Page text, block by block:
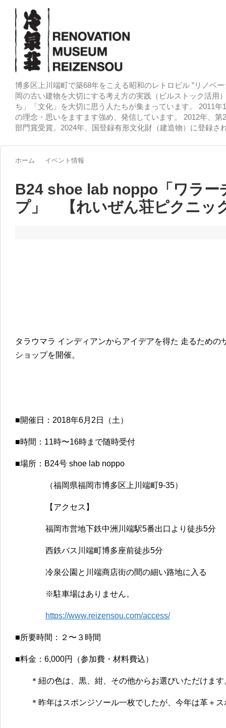
博多区上川端町で築68年をこえる昭和のレトロビル ”リノベ
岡の古い建物を大切にする考え方の実践（ビルストック活用
ち」「文化」を大切に思う人たちが集まっています。 2011
の理念・思いをますます強め、発信しています。 2012年、
部門賞受賞。2024年、国登録有形文化財（建造物）に登録さ
ホーム イベント情報
B24 shoe lab noppo「ワラー
プ」 【れいぜん荘ピクニッ
タラウマラ インディアンからアイデアを得た 走るため
ショップを開催。
■開催日：2018年6月2日（土）
■時間：11時〜16時まで随時受付
■場所：B24号 shoe lab noppo
（福岡県福岡市博多区上川端町9-35）
【アクセス】
福岡市営地下鉄中洲川端駅5番出口より徒歩5分
西鉄バス川端町博多座前徒歩5分
冷泉公園と川端商店街の間の細い路地に入る
※駐車場はありません。
https://www.reizensou.com/access/
■所要時間：２〜３時間
■料金：6,000円（参加費・材料費込）
＊紐の色は、黒、紺、その他からお選びいただけます
＊昨年はスポンジソール一枚でしたが、今年は革＋